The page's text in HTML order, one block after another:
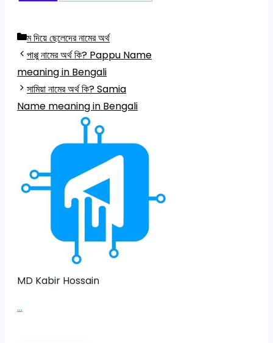
Categories
ম দিয়ে ছেলেদের নামের অর্থ
পাপ্পু নামের অর্থ কি? Pappu Name
meaning in Bengali
সামিয়া নামের অর্থ কি? Samia
Name meaning in Bengali
MD Kabir Hossain
...